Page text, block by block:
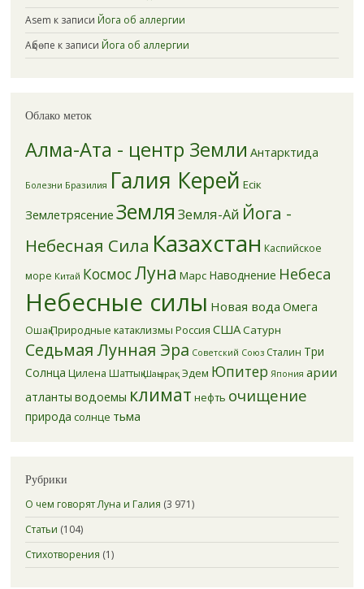
Asem к записи Йога об аллергии
Ақбөпе к записи Йога об аллергии
Облако меток
Алма-Ата - центр Земли Антарктида
Болезни Бразилия Галия Керей Есік
Землетрясение Земля Земля-Ай Йога -
Небесная Сила Казахстан Каспийское
море Китай КосмосЛуна Марс Наводнение Небеса
Небесные силы Новая вода Омега
Ошақ Природные катаклизмы Россия СШАСатурн
Седьмая Лунная Эра Советский Союз Сталин Три
Солнца Цилена Шаттық Шаңырақ Эдем Юпитер Япония арии
атланты водоемы климат нефть очищение
природа солнце тьма
Рубрики
О чем говорят Луна и Галия (3 971)
Статьи (104)
Стихотворения (1)